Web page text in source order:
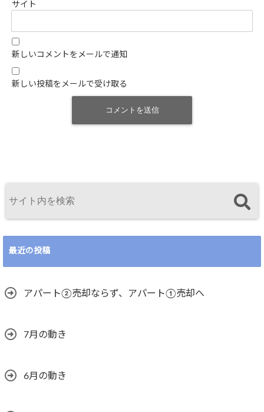
サイト
新しいコメントをメールで通知
新しい投稿をメールで受け取る
最近の投稿
アパート②売却ならず、アパート①売却へ
7月の動き
6月の動き